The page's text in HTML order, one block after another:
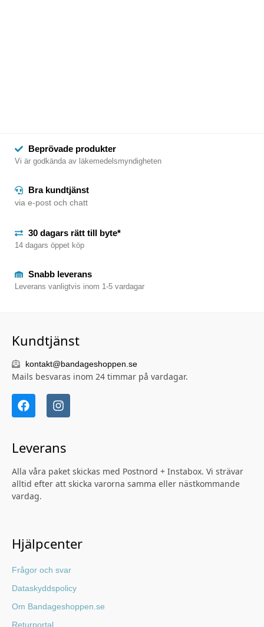
Beprövade produkter
Vi är godkända av läkemedelsmyndigheten
Bra kundtjänst
via e-post och chatt
30 dagars rätt till byte*
14 dagars öppet köp
Snabb leverans
Leverans vanligtvis inom 1-5 vardagar
Kundtjänst
kontakt@bandageshoppen.se
Mails besvaras inom 24 timmar på vardagar.
Leverans
Alla våra paket skickas med Postnord + Instabox. Vi strävar
alltid efter att skicka varorna samma eller nästkommande
vardag.
Hjälpcenter
Frågor och svar
Dataskyddspolicy
Om Bandageshoppen.se
Returportal